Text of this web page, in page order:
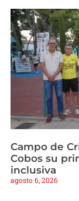
Campo de
Cobos su
inclusiva
agosto 6, 2026